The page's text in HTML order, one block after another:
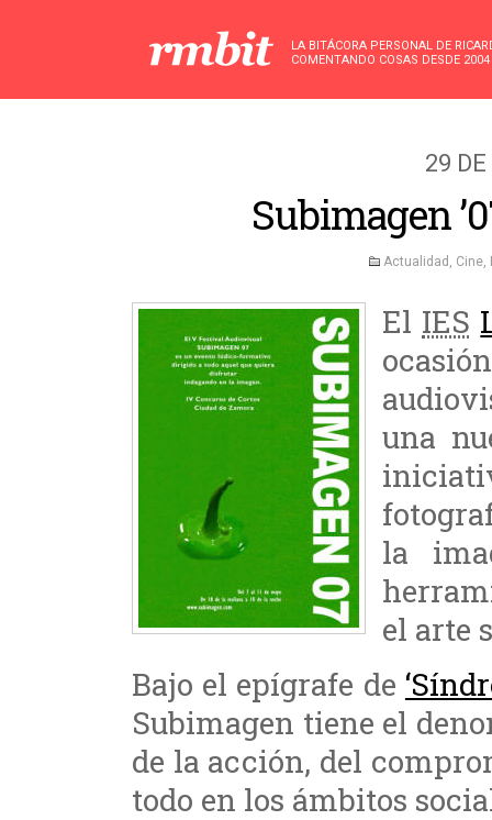
LA BITÁCORA PERSONAL DE
COMENTANDO COSAS DESDE 2004
29
Subimagen
Actualidad , Cine,
El IES
una
la
el arte
Bajo el epígrafe de
Subimagen tiene el
de la acción, del
todo en los ámbitos